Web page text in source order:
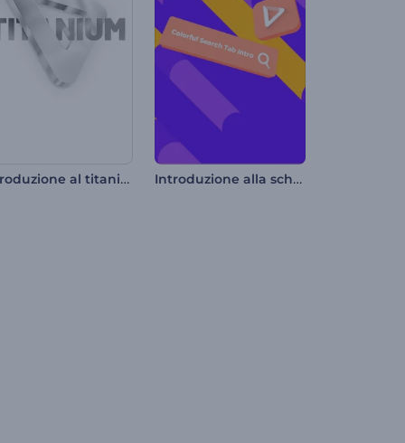
Introduzione al titanio forgiato Introduzione alla scheda di ricerca colorata